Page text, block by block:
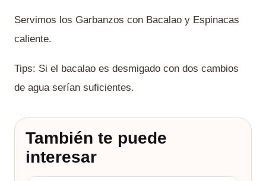
Servimos los Garbanzos con Bacalao y Espinacas
caliente.
Tips: Si el bacalao es desmigado con dos cambios
de agua serían suficientes.
También te puede
interesar